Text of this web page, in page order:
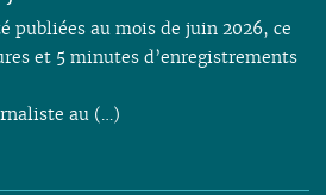
publiées au mois de juin 2026, ce
et 5 minutes d’enregistrements
au (…)